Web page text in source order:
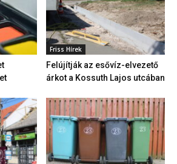
Friss Hírek
Felújítják az esővíz-elvezető
árkot a Kossuth Lajos utcában